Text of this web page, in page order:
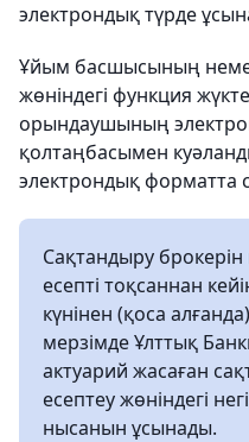
электрондық түрде
Ұйым басшысының
жөніндегі функция
орындаушының
қолтаңбасымен
электрондық форматта
Сақтандыру
есепті тоқсаннан
күнінен (қоса
мерзімде Ұлттық
актуарий жасаған
есептеу жөніндегі
нысанын ұсынады.